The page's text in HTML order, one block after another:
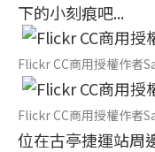
下的小刻痕吧...
Flickr CC商用授權作者
Flickr CC商用授權作者
位在古亭捷運站周